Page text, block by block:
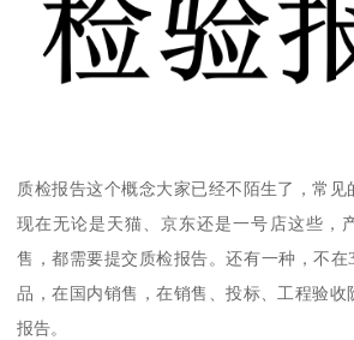
质检报告这个概念大家已经不陌生了，常见
现在无论是天猫、京东还是一号店这些，
售，都需要提交质检报告。还有一种，不在
品，在国内销售，在销售、投标、工程验收
报告。